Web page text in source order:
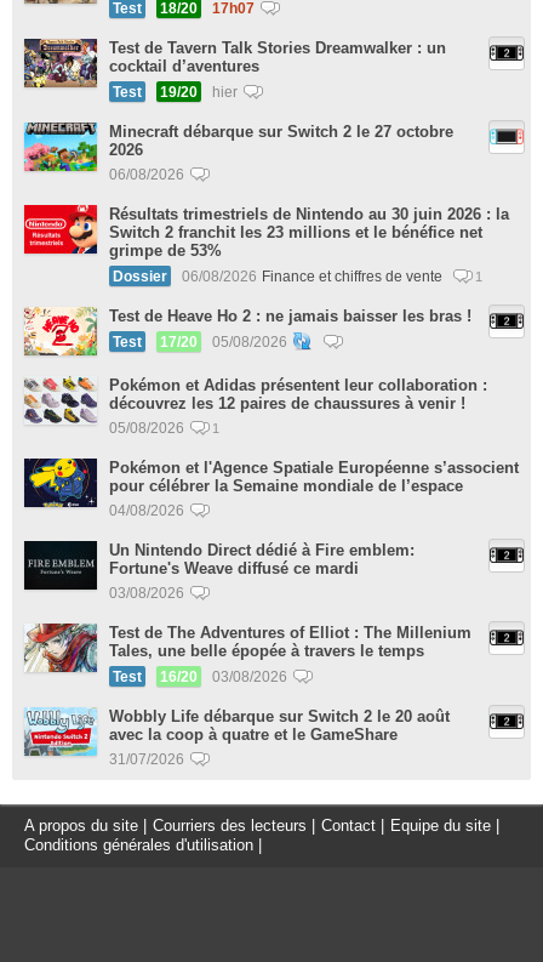
Test 18/20 17h07
Test de Tavern Talk Stories Dreamwalker : un
cocktail d’aventures
Test 19/20 hier
Minecraft débarque sur Switch 2 le 27 octobre
2026
06/08/2026
Résultats trimestriels de Nintendo au 30 juin 2026 : la
Switch 2 franchit les 23 millions et le bénéfice net
grimpe de 53%
Dossier 06/08/2026 Finance et chiffres de vente 1
Test de Heave Ho 2 : ne jamais baisser les bras !
Test 17/20 05/08/2026
Pokémon et Adidas présentent leur collaboration :
découvrez les 12 paires de chaussures à venir !
05/08/2026 1
Pokémon et l'Agence Spatiale Européenne s’associent
pour célébrer la Semaine mondiale de l’espace
04/08/2026
Un Nintendo Direct dédié à Fire emblem:
Fortune's Weave diffusé ce mardi
03/08/2026
Test de The Adventures of Elliot : The Millenium
Tales, une belle épopée à travers le temps
Test 16/20 03/08/2026
Wobbly Life débarque sur Switch 2 le 20 août
avec la coop à quatre et le GameShare
31/07/2026
A propos du site Courriers des lecteurs Contact Equipe du site
Conditions générales d'utilisation